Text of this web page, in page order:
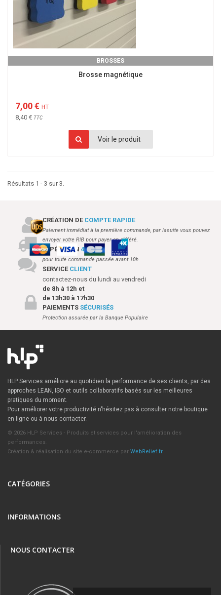
BROSSES
Brosse magnétique
7,00 € HT
8,40 € TTC
Voir le produit
Résultats 1 - 3 sur 3.
CRÉATION DE COMPTE RAPIDE
Paiement immédiat à la première commande, par lasuite vous pouvez
envoyer votre RIB pour payer en différé.
EXPÉDITION48H
pour toute commande passée avant 10h
SERVICE CLIENT
contactez-nous du lundi au vendredi
de 8h à 12h et
de 13h30 à 17h30
PAIEMENTS SÉCURISÉS
Protection assurée par la Banque Populaire
HLP Services améliore au quotidien la performance de ses clients, par des
approches LEAN, ISO et outils collaboratifs basés sur les meilleures
pratiques du moment.
Pour améliorer votre productivité n'hésitez pas à consulter notre boutique
en ligne ou à nous contacter.
© 2026 HLP Services - Produits et services pour l'amélioration des
performances.
Création & réalisation du site e-commerce par WebRelief.fr
CATÉGORIES
INFORMATIONS
NOUS CONTACTER